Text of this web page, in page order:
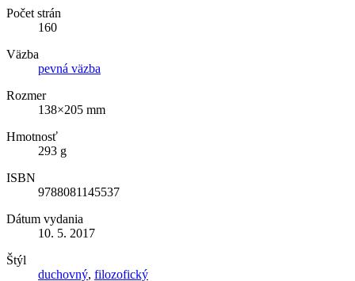
Počet strán
160
Väzba
pevná väzba
Rozmer
138×205 mm
Hmotnosť
293 g
ISBN
9788081145537
Dátum vydania
10. 5. 2017
Štýl
duchovný, filozofický